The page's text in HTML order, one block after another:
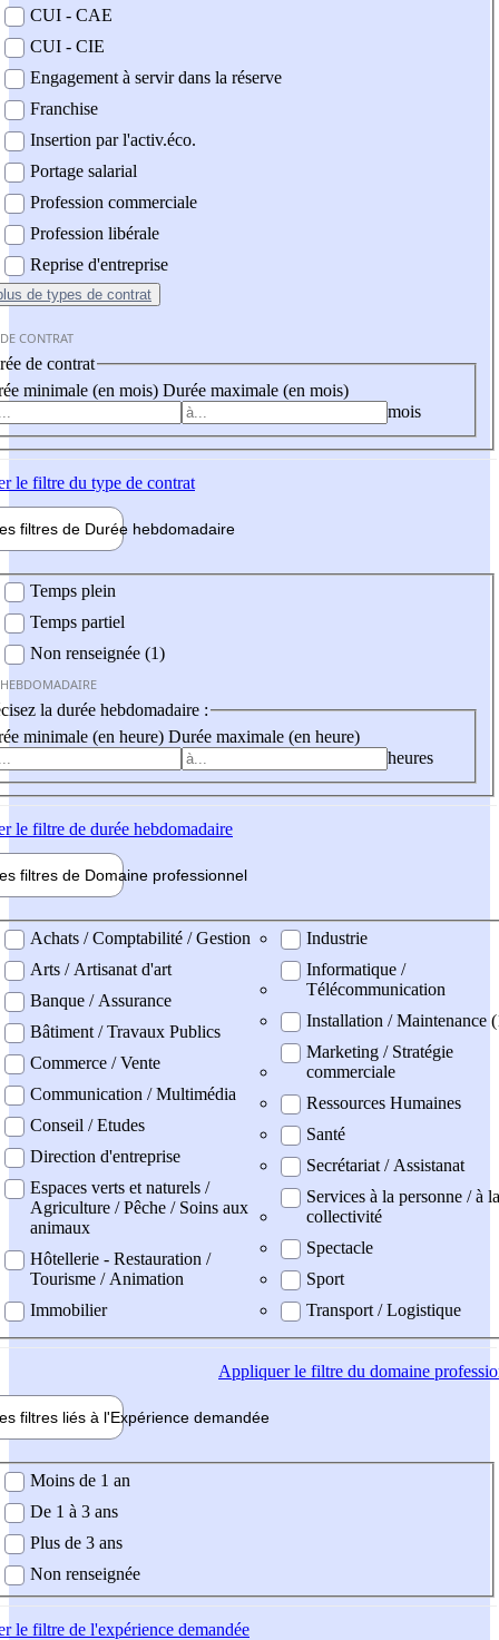
CUI - CAE
CUI - CIE
Engagement à servir dans la réserve
Franchise
Insertion par l'activ.éco.
Portage salarial
Profession commerciale
Profession libérale
Reprise d'entreprise
de types de contrat
CONTRAT
de contrat
minimale (en mois) Durée maximale (en mois)
mois
le filtre du type de contrat
filtres de Durée hebdomadaire
Temps plein
Temps partiel
Non renseignée (1)
la durée hebdomadaire :
minimale (en heure) Durée maximale (en heure)
heures
le filtre de durée hebdomadaire
filtres de Domaine professionnel
professionel
Achats / Comptabilité / Gestion
Arts / Artisanat d'art
Banque / Assurance
Bâtiment / Travaux Publics
Commerce / Vente
Communication / Multimédia
Conseil / Etudes
Direction d'entreprise
Espaces verts et naturels /
Agriculture / Pêche / Soins aux
animaux
Hôtellerie - Restauration /
Tourisme / Animation
Immobilier
Industrie
Informatique /
Télécommunication
Installation / Maintenance
Marketing / Stratégie
commerciale
Ressources Humaines
Santé
Secrétariat / Assistanat
Services à la personne / à la
collectivité
Spectacle
Sport
Transport / Logistique
Appliquerle filtre du domaine
filtres liés à l'Expérience demandée
demandée
Moins de 1 an
De 1 à 3 ans
Plus de 3 ans
Non renseignée
le filtre de l'expérience demandée